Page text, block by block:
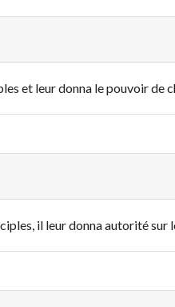
et leur donna le pouvoir
il leur donna autorité